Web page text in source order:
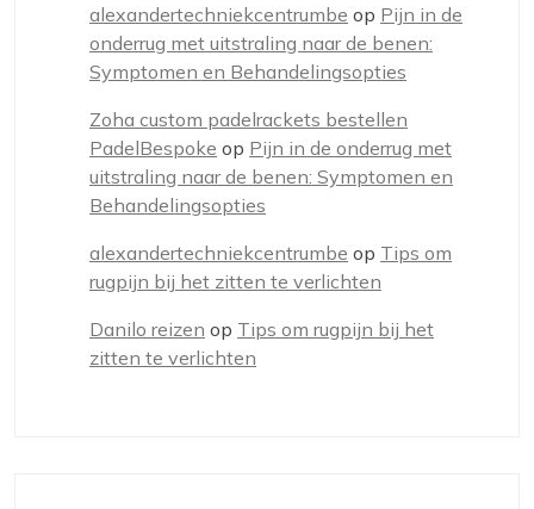
alexandertechniekcentrumbe op Pijn in de
onderrug met uitstraling naar de benen:
Symptomen en Behandelingsopties
Zoha custom padelrackets bestellen
PadelBespoke op Pijn in de onderrug met
uitstraling naar de benen: Symptomen en
Behandelingsopties
alexandertechniekcentrumbe op Tips om
rugpijn bij het zitten te verlichten
Danilo reizen op Tips om rugpijn bij het
zitten te verlichten